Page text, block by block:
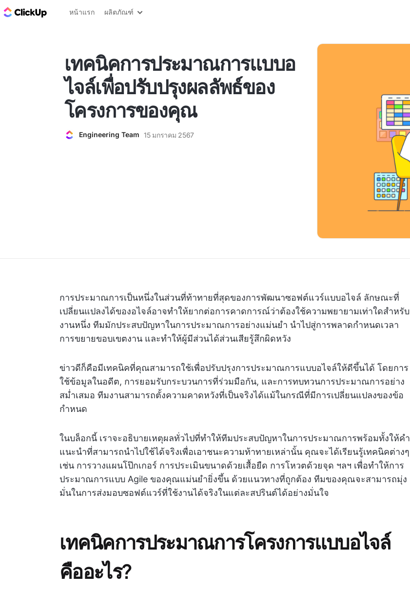
บล็อก ClickUp
หน้าแรก ผลิตภัณฑ์
เทคนิคการประมาณการแบบอ
ไจล์เพื่อปรับปรุงผลลัพธ์ของ
โครงการของคุณ
Engineering Team 15 มกราคม 2567
การประมาณการเป็นหนึ่งในส่วนที่ท้าทายที่สุดของการพัฒนาซอฟต์แวร์แบบอไจล์ ลักษณะที่
เปลี่ยนแปลงได้ของอไจล์อาจทำให้ยากต่อการคาดการณ์ว่าต้องใช้ความพยายามเท่าใดสำหรับ
งานหนึ่ง ทีมมักประสบปัญหาในการประมาณการอย่างแม่นยำ นำไปสู่การพลาดกำหนดเวลา
การขยายขอบเขตงาน และทำให้ผู้มีส่วนได้ส่วนเสียรู้สึกผิดหวัง
ข่าวดีก็คือมีเทคนิคที่คุณสามารถใช้เพื่อปรับปรุงการประมาณการแบบอไจล์ให้ดีขึ้นได้ โดยการ
ใช้ข้อมูลในอดีต, การยอมรับกระบวนการที่ร่วมมือกัน, และการทบทวนการประมาณการอย่าง
สม่ำเสมอ ทีมงานสามารถตั้งความคาดหวังที่เป็นจริงได้แม้ในกรณีที่มีการเปลี่ยนแปลงของข้อ
กำหนด
ในบล็อกนี้ เราจะอธิบายเหตุผลทั่วไปที่ทำให้ทีมประสบปัญหาในการประมาณการพร้อมทั้งให้คำ
แนะนำที่สามารถนำไปใช้ได้จริงเพื่อเอาชนะความท้าทายเหล่านั้น คุณจะได้เรียนรู้เทคนิคต่างๆ
เช่น การวางแผนโป๊กเกอร์ การประเมินขนาดด้วยเสื้อยืด การโหวตด้วยจุด ฯลฯ เพื่อทำให้การ
ประมาณการแบบ Agile ของคุณแม่นยำยิ่งขึ้น ด้วยแนวทางที่ถูกต้อง ทีมของคุณจะสามารถมุ่ง
มั่นในการส่งมอบซอฟต์แวร์ที่ใช้งานได้จริงในแต่ละสปรินต์ได้อย่างมั่นใจ
เทคนิคการประมาณการโครงการแบบอไจล์
คืออะไร?